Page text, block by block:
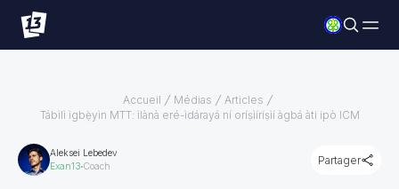
Accueil Médias
Articles
Tábìlì ìgbẹ̀yìn MTT: ìlànà eré-ìdárayá ní oríṣìíríṣìí àgbá àti ipò ICM
Aleksei Lebedev
Exan13 Coach Partager